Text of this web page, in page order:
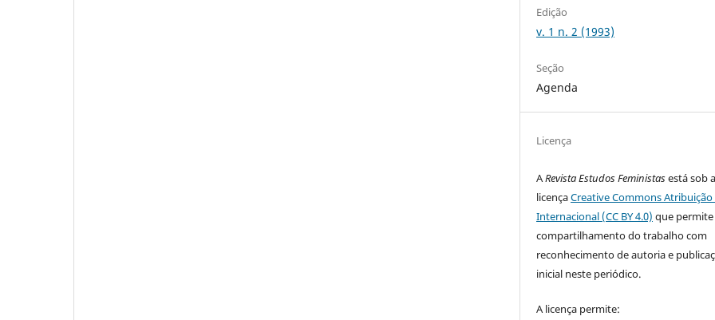
Edição
v. 1 n. 2 (1993)
Seção
Agenda
Licença
ARevista Estudos Feministasestá sob a
licençaCreative Commons Atribuição
Internacional (CC BY 4.0) que
compartilhamento do trabalho com
reconhecimento de autoria e
inicial neste periódico.
A licença permite: